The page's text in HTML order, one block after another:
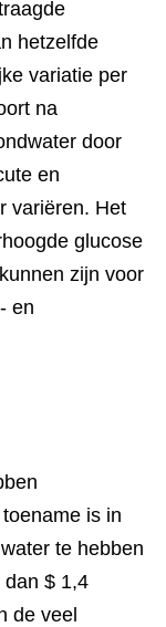
hetzelfde
variatie per
na
door
en
variëren. Het
glucose
zijn voor
en
is in
te hebben
dan $ 1,4
de veel